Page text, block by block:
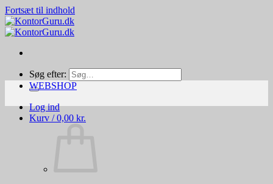
Fortsæt til indhold
Søg efter:
Log ind
Kurv /0,00 kr.
WEBSHOP